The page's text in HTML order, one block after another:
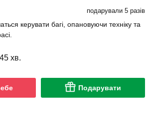
подарували 5 разів
керувати багі, опановуючи техніку та
45 хв.
Подарувати